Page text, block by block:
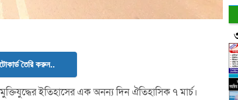
তৈরি করুন..
মুক্তিযুদ্ধের ইতিহাসের এক অনন্য দিন ঐতিহাসিক ৭ মার্চ।